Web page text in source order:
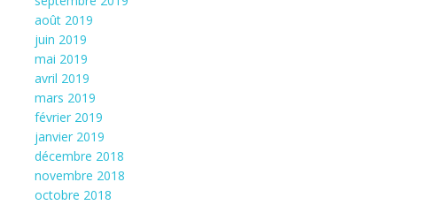
août 2019
juin 2019
mai 2019
avril 2019
mars 2019
février 2019
janvier 2019
décembre 2018
novembre 2018
octobre 2018